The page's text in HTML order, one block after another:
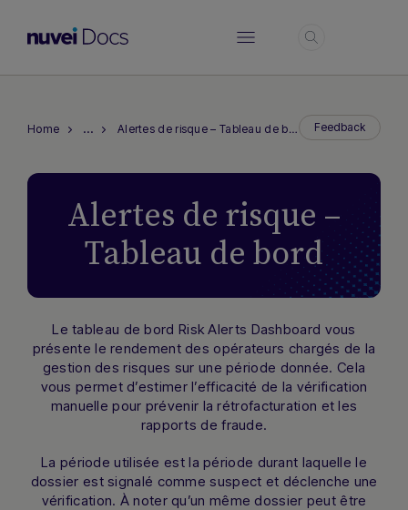
Home … Alertes de risque – Tableau de bord Feedback
Alertes de risque –
Tableau de bord
Le tableau de bord Risk Alerts Dashboard vous
présente le rendement des opérateurs chargés de la
gestion des risques sur une période donnée. Cela
vous permet d’estimer l’efficacité de la vérification
manuelle pour prévenir la rétrofacturation et les
rapports de fraude.
La période utilisée est la période durant laquelle le
dossier est signalé comme suspect et déclenche une
vérification. À noter qu’un même dossier peut être